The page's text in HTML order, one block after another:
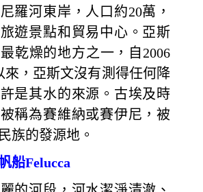
羅河東岸，人口約20萬，
遊景點和貿易中心。亞斯
乾燥的地方之一，自2006
來，亞斯文沒有測得任何降
是其水的來源。古埃及時
稱為賽維納或賽伊尼，被
族的發源地。
船Felucca